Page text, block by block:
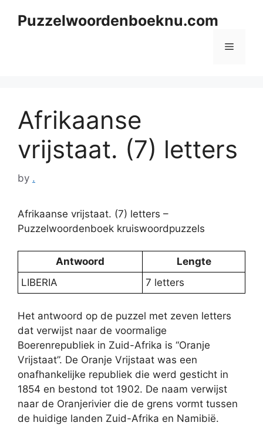
Puzzelwoordenboeknu.com
Menu
Afrikaanse
vrijstaat. (7) letters
by .
Afrikaanse vrijstaat. (7) letters –
Puzzelwoordenboek kruiswoordpuzzels
Antwoord
Lengte
LIBERIA
7 letters
Het antwoord op de puzzel met zeven letters
dat verwijst naar de voormalige
Boerenrepubliek in Zuid-Afrika is “Oranje
Vrijstaat”. De Oranje Vrijstaat was een
onafhankelijke republiek die werd gesticht in
1854 en bestond tot 1902. De naam verwijst
naar de Oranjerivier die de grens vormt tussen
de huidige landen Zuid-Afrika en Namibië.